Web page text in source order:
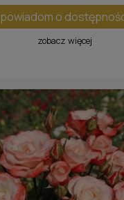
powiadom o
zobacz więcej